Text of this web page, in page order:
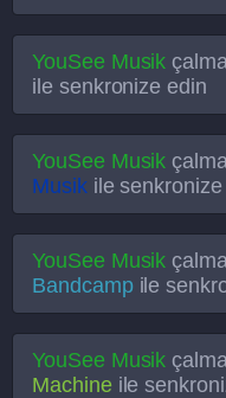
YouSee Musik
ile senkronize edin
YouSee Musik
Musikile senkronize
YouSee Musik
Bandcampile
YouSee Musik
Machineile